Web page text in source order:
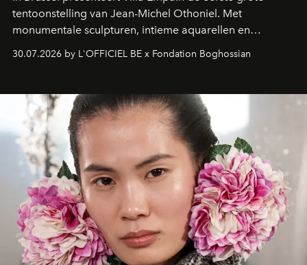
tentoonstelling van Jean-Michel Othoniel. Met
monumentale sculpturen, intieme aquarellen en
fonkelend Murano-glas creëert de Franse kunstenaar
een emotionele reis waarin elk werk de herinnering
moment van verwondering.
30.07.2026 by L'OFFICIEL BE x Fondation Boghossian